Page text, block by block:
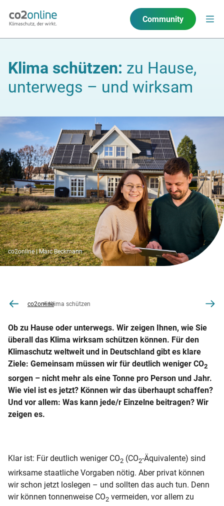
Community
Klima schützen: zu Hause,
unterwegs – und wirksam
co2online | Marc Beckmann
co2onlineKlima schützen
Ob zu Hause oder unterwegs. Wir zeigen Ihnen, wie Sie
überall das Klima wirksam schützen können. Für den
Klimaschutz weltweit und in Deutschland gibt es klare
Ziele: Gemeinsam müssen wir für deutlich weniger CO2
sorgen – nicht mehr als eine Tonne pro Person und Jahr.
Wie viel ist es jetzt? Können wir das überhaupt schaffen?
Und vor allem: Was kann jede/r Einzelne beitragen? Wir
zeigen es.
Klar ist: Für deutlich weniger CO2 (CO2-Äquivalente) sind
wirksame staatliche Vorgaben nötig. Aber privat können
wir schon jetzt loslegen – und sollten das auch tun. Denn
wir können tonnenweise CO2 vermeiden, vor allem zu